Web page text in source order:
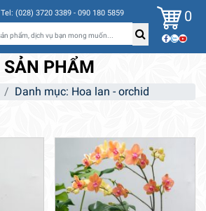
Tel: (028) 3720 3389 - 090 180 5859 0
SẢN PHẨM
Danh mục: Hoa lan - orchid